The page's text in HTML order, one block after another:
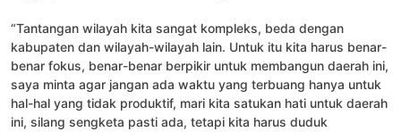
“Tantangan wilayah kita sangat kompleks, beda dengan
kabupaten dan wilayah-wilayah lain. Untuk itu kita harus benar-
benar fokus, benar-benar berpikir untuk membangun daerah ini,
saya minta agar jangan ada waktu yang terbuang hanya untuk
hal-hal yang tidak produktif, mari kita satukan hati untuk daerah
ini, silang sengketa pasti ada, tetapi kita harus duduk